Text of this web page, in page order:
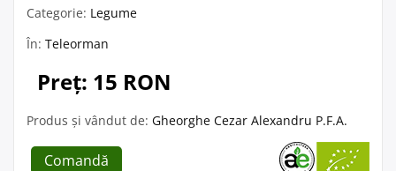
Categorie: Legume
În: Teleorman
Preț: 15 RON
Produs și vândut de: Gheorghe Cezar Alexandru P.F.A.
Comandă